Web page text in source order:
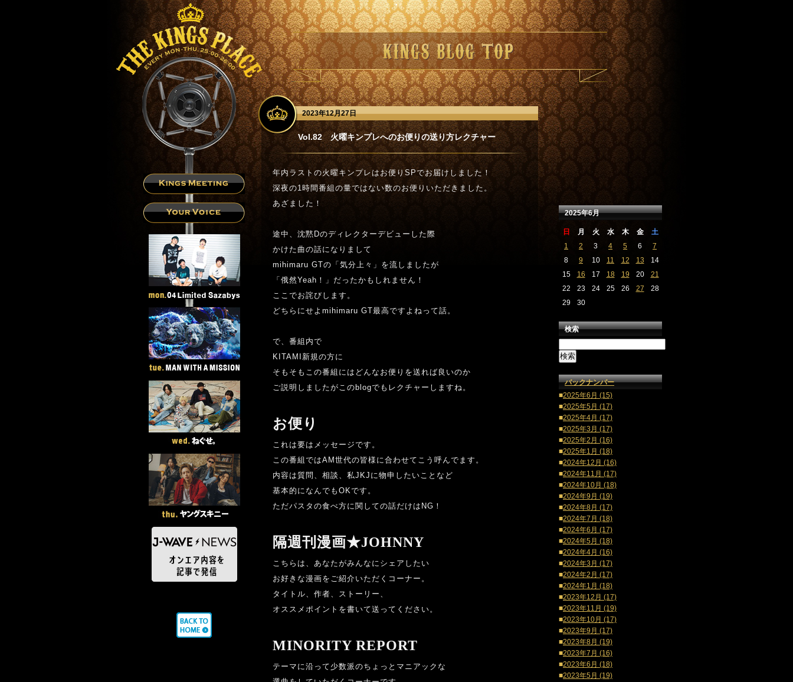
2023年12月27日
Vol.82 火曜キンプレへのお便りの送り方レクチャー
年内ラストの火曜キンプレはお便りSPでお届けしました！
深夜の1時間番組の量ではない数のお便りいただきました。
あざました！
途中、沈黙 Dのディレクターデビューした際
かけた曲の話になりまして
mihimaru GTの「気分上々」を流しましたが
「俄然Yeah ！」だったかもしれません！
ここでお詫びします。
どちらにせよ mihimaru GT最高ですよねって話。
で、番組内で
KITAMI 新規の方に
そもそもこの番組にはどんなお便りを送れば良いのか
ご説明しましたがこの blogでもレクチャーしますね。
お便り
これは要はメッセージです。
この番組ではAM 世代の皆様に合わせてこう呼んでます。
内容は質問、相談、私JKJ に物申したいことなど
基本的になんでも OKです。
ただパスタの食べ方に関しての話だけは NG ！
隔週刊漫画★JOHNNY
こちらは、あなたがみんなにシェアしたい
お好きな漫画をご紹介いただくコーナー。
タイトル、作者、ストーリー、
オススメポイントを書いて送ってください。
MINORITY REPORT
テーマに沿って少数派のちょっとマニアックな
2025年6月
日 月 火 水 木 金
土
1
2 3 4 5 6
7
8
9 10 11 12 13
14
15
16 17 18 19 20
21
22
23 24 25 26 27
28
29
30
検索
バックナンバー
■2025年6月 (15)
■2025年5月 (17)
■2025年4月 (17)
■2025年3月 (17)
■2025年2月 (16)
■2025年1月 (18)
■2024年12月 (16)
■2024年11月 (17)
■2024年10月 (18)
■2024年9月 (19)
■2024年8月 (17)
■2024年7月 (18)
■2024年6月 (17)
■2024年5月 (18)
■2024年4月 (16)
■2024年3月 (17)
■2024年2月 (17)
■2024年1月 (18)
■2023年12月 (17)
■2023年11月 (19)
■2023年10月 (17)
■2023年9月 (17)
■2023年8月 (19)
■2023年7月 (16)
■2023年6月 (18)
■2023年5月 (19)